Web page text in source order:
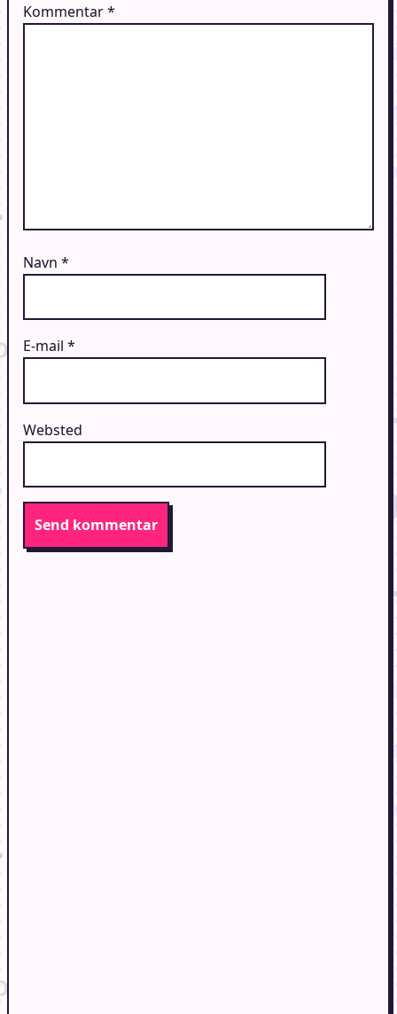
Kommentar*
Navn *
E-mail *
Websted